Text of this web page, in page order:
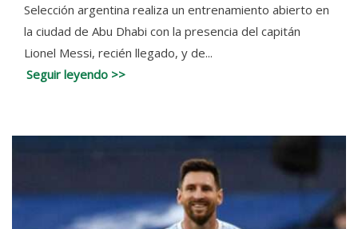
Selección argentina realiza un entrenamiento abierto en
la ciudad de Abu Dhabi con la presencia del capitán
Lionel Messi, recién llegado, y de...
Seguir leyendo >>